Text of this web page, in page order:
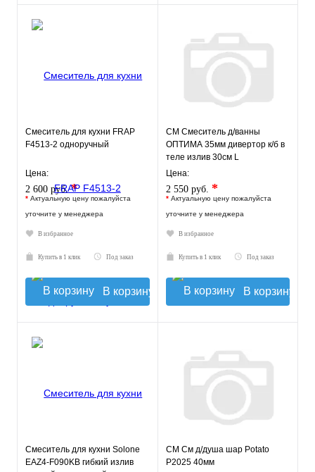
Смеситель для кухни FRAP
F4513-2 одноручный
Цена:
2 600 руб.*
* Актуальную цену пожалуйста
уточните у менеджера
В избранное
Купить в 1 клик Под заказ
В корзину
СМ Смеситель д/ванны
ОПТИМА 35мм дивертор к/б в
теле излив 30см L
Цена:
2 550 руб. *
* Актуальную цену пожалуйста
уточните у менеджера
В избранное
Купить в 1 клик Под заказ
В корзину
Смеситель для кухни Solone
EAZ4-F090KB гибкий излив
СМ См д/душа шар Potato
Р2025 40мм